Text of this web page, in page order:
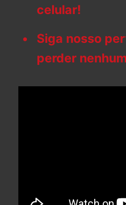
celular!
Siga nosso
perder